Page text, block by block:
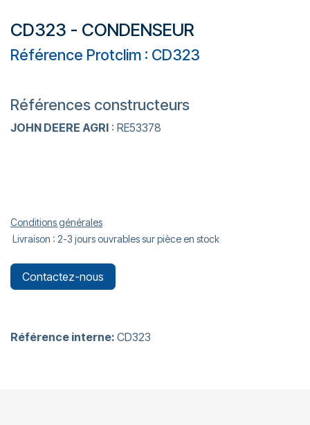
CD323 - CONDENSEUR
Référence Protclim : CD323
Références constructeurs
JOHN DEERE AGRI : RE53378
Conditions générales
Livraison : 2-3 jours ouvrables sur pièce en stock
Contactez-nous
Référence interne: CD323